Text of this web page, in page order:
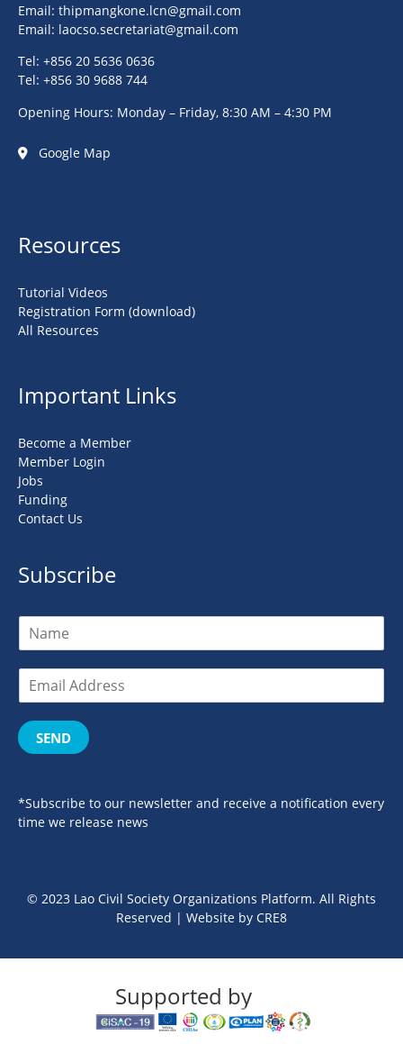
Email: thipmangkone.lcn@gmail.com
Email: laocso.secretariat@gmail.com
Tel: +856 20 5636 0636
Tel: +856 30 9688 744
Opening Hours: Monday – Friday, 8:30 AM – 4:30 PM
Google Map
Resources
Tutorial Videos
Registration Form (download)
All Resources
Important Links
Become a Member
Member Login
Jobs
Funding
Contact Us
Subscribe
SEND
*Subscribe to our newsletter and receive a notification every
time we release news
© 2023 Lao Civil Society Organizations Platform. All Rights
Reserved | Website by CRE8
Supported by